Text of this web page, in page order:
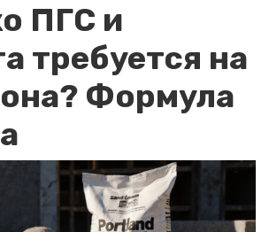
ПГС и
требуется на
Формула